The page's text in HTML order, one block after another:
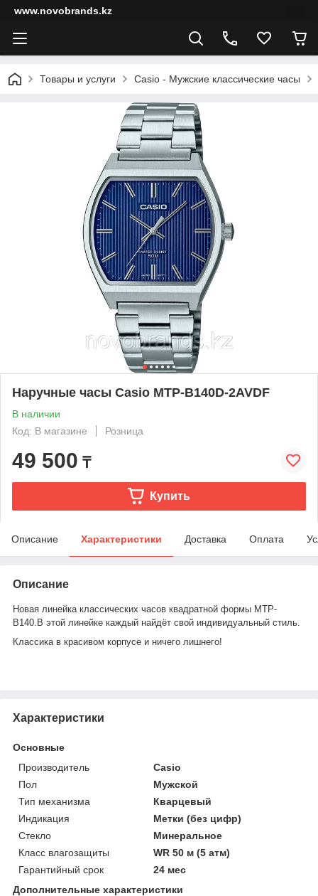
www.novobrands.kz
Товары и услуги Casio - Мужские классические часы
Наручные часы Casio MTP-B140D-2AVDF
В наличии
Код: В магазине
Розница
49 500 ₸
Купить
Описание Характеристики Доставка Оплата
Описание
Новая линейка классических часов квадратной формы MTP-
B140.В этой линейке каждый найдёт свой индивидуальный стиль.
Классика в красивом корпусе и ничего лишнего!
Характеристики
Основные
Производитель
Casio
Пол
Мужской
Тип механизма
Кварцевый
Индикация
Метки (без цифр)
Стекло
Минеральное
Класс влагозащиты
WR 50 м (5 атм)
Гарантийный срок
24 мес
Дополнительные характеристики